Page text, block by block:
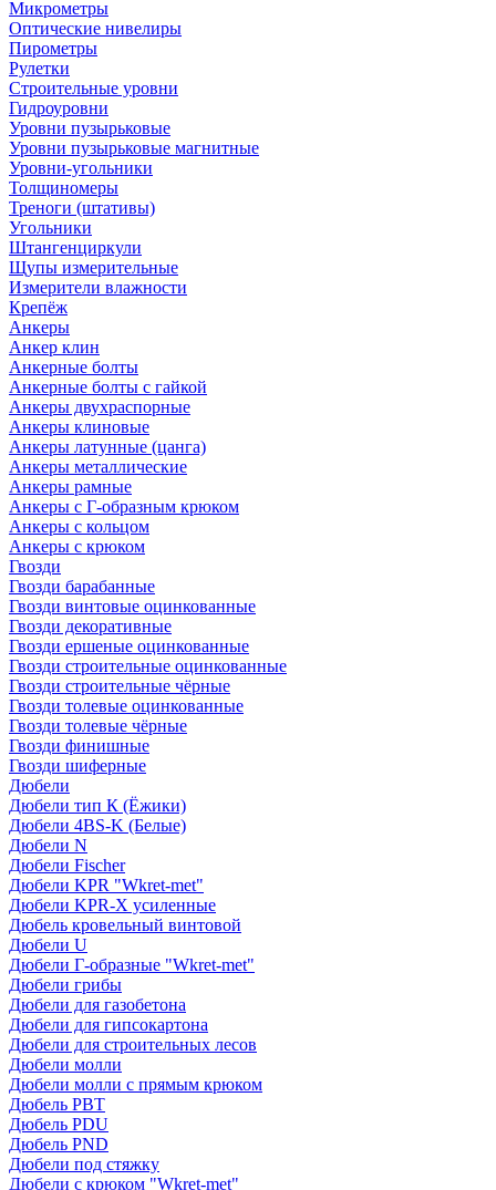
Микрометры
Оптические нивелиры
Пирометры
Рулетки
Строительные уровни
Гидроуровни
Уровни пузырьковые
Уровни пузырьковые магнитные
Уровни-угольники
Толщиномеры
Треноги (штативы)
Угольники
Штангенциркули
Щупы измерительные
Измерители влажности
Крепёж
Анкеры
Анкер клин
Анкерные болты
Анкерные болты с гайкой
Анкеры двухраспорные
Анкеры клиновые
Анкеры латунные (цанга)
Анкеры металлические
Анкеры рамные
Анкеры с Г-образным крюком
Анкеры с кольцом
Анкеры с крюком
Гвозди
Гвозди барабанные
Гвозди винтовые оцинкованные
Гвозди декоративные
Гвозди ершеные оцинкованные
Гвозди строительные оцинкованные
Гвозди строительные чёрные
Гвозди толевые оцинкованные
Гвозди толевые чёрные
Гвозди финишные
Гвозди шиферные
Дюбели
Дюбели тип К (Ёжики)
Дюбели 4BS-K (Белые)
Дюбели N
Дюбели Fischer
Дюбели KPR "Wkret-met"
Дюбели KPR-Х усиленные
Дюбель кровельный винтовой
Дюбели U
Дюбели Г-образные "Wkret-met"
Дюбели грибы
Дюбели для газобетона
Дюбели для гипсокартона
Дюбели для строительных лесов
Дюбели молли
Дюбели молли с прямым крюком
Дюбель PBT
Дюбель PDU
Дюбель PND
Дюбели под стяжку
Дюбели с крюком "Wkret-met"